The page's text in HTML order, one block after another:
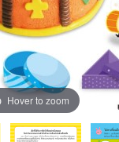
Hover to zoom